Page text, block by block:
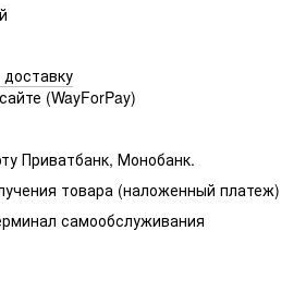
доставку
(WayForPay)
Приватбанк, Монобанк.
товара (наложенный платеж)
самообслуживания